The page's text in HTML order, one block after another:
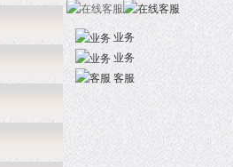
业务
业务
客服